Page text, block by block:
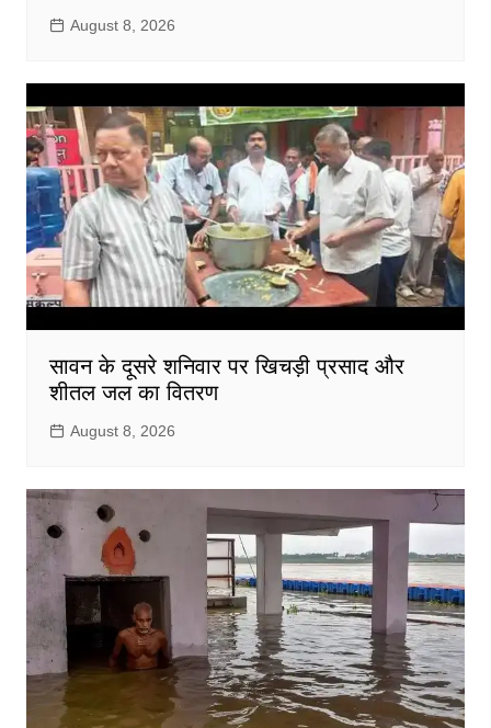
August 8, 2026
सावन के दूसरे शनिवार पर खिचड़ी प्रसाद और
शीतल जल का वितरण
August 8, 2026